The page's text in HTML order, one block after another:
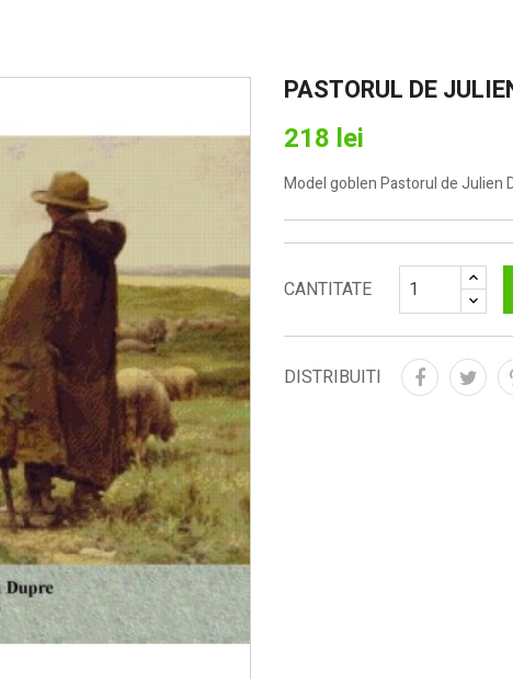
PASTORUL DE
218 lei
Model goblen Pastorul de Julien
CANTITATE
DISTRIBUITI